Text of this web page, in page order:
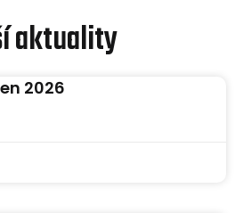
aktuality
2026